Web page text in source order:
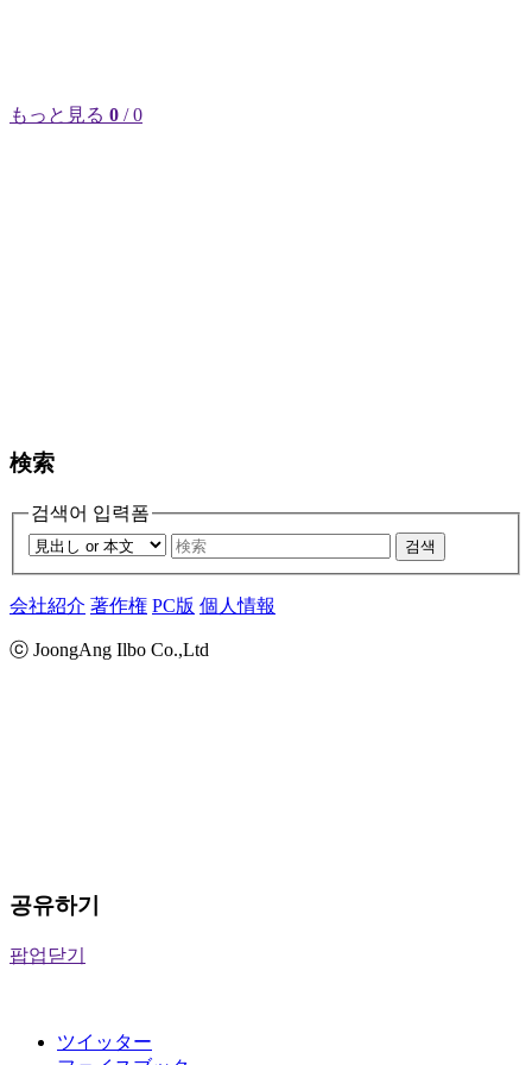
もっと見る 0 / 0
検索
검색어 입력폼
검색
会社紹介 著作権 PC版 個人情報
ⓒ JoongAng Ilbo Co.,Ltd
공유하기
팝업닫기
ツイッター